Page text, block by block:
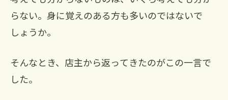
らない。身に覚えのある方も多いのではないで
しょうか。
そんなとき、店主から返ってきたのがこの一言で
した。